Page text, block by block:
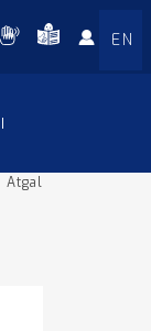
EN
Atgal